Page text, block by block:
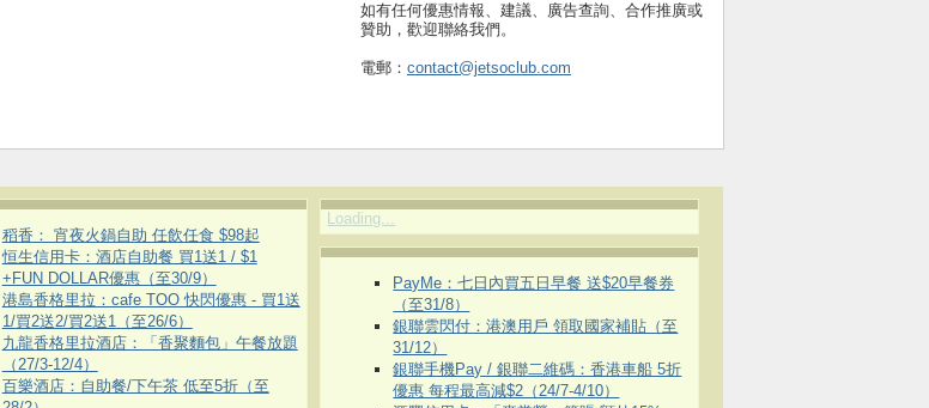
如有任何優惠情報、建議、廣告查詢、合作推廣或
贊助，歡迎聯絡我們。
電郵： contact@jetsoclub.com
稻香： 宵夜火鍋自助 任飲任食 $98起
恒生信用卡：酒店自助餐 買1送1 / $1
+FUN DOLLAR優惠（至30/9）
港島香格里拉：cafe TOO 快閃優惠 - 買1送
1/買2送2/買2送1（至26/6）
九龍香格里拉酒店：「香聚麵包」午餐放題
（27/3-12/4）
百樂酒店：自助餐/下午茶 低至5折（至
Loading...
PayMe：七日內買五日早餐 送$20早餐券
（至31/8）
銀聯雲閃付：港澳用戶 領取國家補貼（至
31/12）
銀聯手機Pay / 銀聯二維碼：香港車船 5折
優惠 每程最高減$2（24/7-4/10）